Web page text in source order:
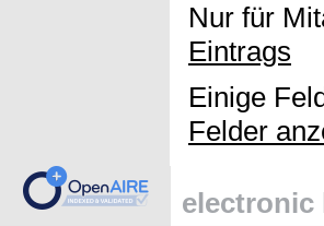
Nur für
Eintrags
Einige
Felder